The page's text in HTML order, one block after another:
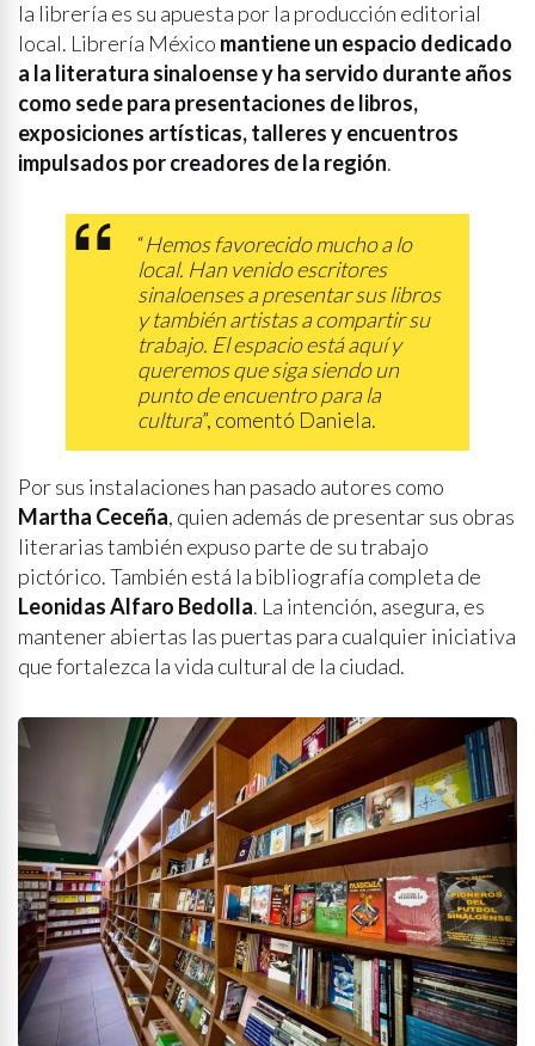
la librería es su apuesta por la producción editorial
local. Librería México mantiene un espacio dedicado
a la literatura sinaloense y ha servido durante años
como sede para presentaciones de libros,
exposiciones artísticas, talleres y encuentros
impulsados por creadores de la región.
“Hemos favorecido mucho a lo
local. Han venido escritores
sinaloenses a presentar sus libros
y también artistas a compartir su
trabajo. El espacio está aquí y
queremos que siga siendo un
punto de encuentro para la
cultura”, comentó Daniela.
Por sus instalaciones han pasado autores como
Martha Ceceña, quien además de presentar sus obras
literarias también expuso parte de su trabajo
pictórico. También está la bibliografía completa de
Leonidas Alfaro Bedolla. La intención, asegura, es
mantener abiertas las puertas para cualquier iniciativa
que fortalezca la vida cultural de la ciudad.